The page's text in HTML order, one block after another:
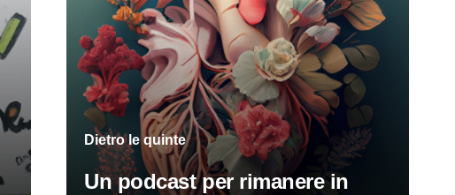
Dietro le quinte
Un podcast per rimanere in